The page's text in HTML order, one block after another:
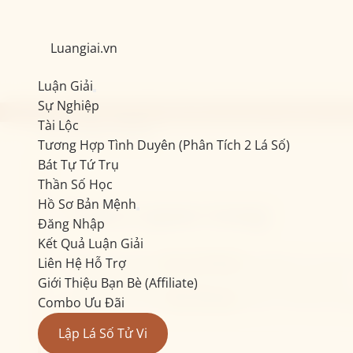
COMBO 3 BÀI TỬ VI TRỌN ĐỜI CAO CẤP 100 MỤC CHỈ
Luangiai.vn
Luận Giải
Sự Nghiệp
Tài Lộc
Tương Hợp Tình Duyên (Phân Tích 2 Lá Số)
Bát Tự Tứ Trụ
Thần Số Học
Hồ Sơ Bản Mệnh
Đăng Nhập
Kết Quả Luận Giải
Liên Hệ Hỗ Trợ
Giới Thiệu Bạn Bè (Affiliate)
Combo Ưu Đãi
Lập Lá Số Tử Vi
Hồ Sơ Bản Mệnh
Lưu ý quan trọng
Bản luận giải
xoá và bạn cần tạo yêu cầu luận giải lại từ đầu.
Đối với các bài